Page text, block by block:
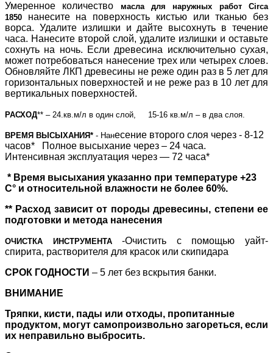
Умеренное количество масла
для наружных работ Circa
1850 нанесите на поверхность кистью или тканью без
ворса. Удалите излишки и дайте высохнуть в течение
часа. Нанесите второй слой, удалите излишки и оставьте
сохнуть на ночь. Если древесина исключительно сухая,
может потребоваться нанесение трех или четырех слоев.
Обновляйте ЛКП древесины не реже один раз в 5 лет для
горизонтальных поверхностей и не реже раз в 10 лет для
вертикальных поверхностей.
РАСХОД** – 24.кв.м/л в один слой, 15-16 кв.м/л – в два слоя.
ВРЕМЯ ВЫСЫХАНИЯ* - Нанесение второго слоя через - 8-12
часов* Полное высыхание через – 24 часа.
Интенсивная эксплуатация через — 72 часа*
* Время высыхания указанно при температуре +23
С° и относительной влажности не более 60%.
** Расход зависит от породы древесины, степени ее
подготовки и метода нанесения
ОЧИСТКА ИНСТРУМЕНТА-Очистить с помощью уайт-
спирита, растворителя для красок или скипидара
С РОК ГОДНОСТИ – 5 лет без вскрытия банки.
ВНИМАНИЕ
Тряпки, кисти, пады или отходы, пропитанные
продуктом, могут самопроизвольно загореться, если
их неправильно выбросить.